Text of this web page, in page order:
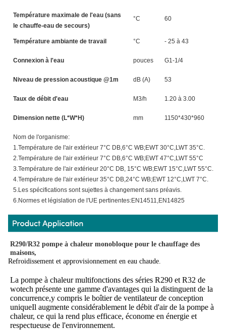
Température maximale de l'eau (sans
le chauffe-eau de secours)
°C 60
Température ambiante de travail °C - 25 à 43
Connexion à l'eau pouces G1-1/4
Niveau de pression acoustique @1m dB (A) 53
Taux de débit d'eau M3/h 1.20 à 3.00
Dimension nette (L*W*H) mm 1150*430*960
Nom de l'organisme:
1.Température de l'air extérieur 7°C DB,6°C WB;EWT 30°C,LWT 35°C.
2.Température de l'air extérieur 7°C DB,6°C WB;EWT 47°C,LWT 55°C
3.Température de l'air extérieur 20°C DB, 15°C WB;EWT 15°C,LWT 55°C.
4.Température de l'air extérieur 35°C DB,24°C WB;EWT 12°C,LWT 7°C.
5.Les spécifications sont sujettes à changement sans préavis.
6.Normes et législation de l'UE pertinentes:EN14511,EN14825
R290/R32 pompe à chaleur monobloque pour le chauffage des
maisons,
Refroidissement et approvisionnement en eau chaude.
La pompe à chaleur multifonctions des séries R290 et R32 de
wotech présente une gamme d'avantages qui la distinguent de la
concurrence,y compris le boîtier de ventilateur de conception
uniqueIl augmente considérablement le débit d'air de la pompe à
chaleur, ce qui la rend plus efficace, économe en énergie et
respectueuse de l'environnement.